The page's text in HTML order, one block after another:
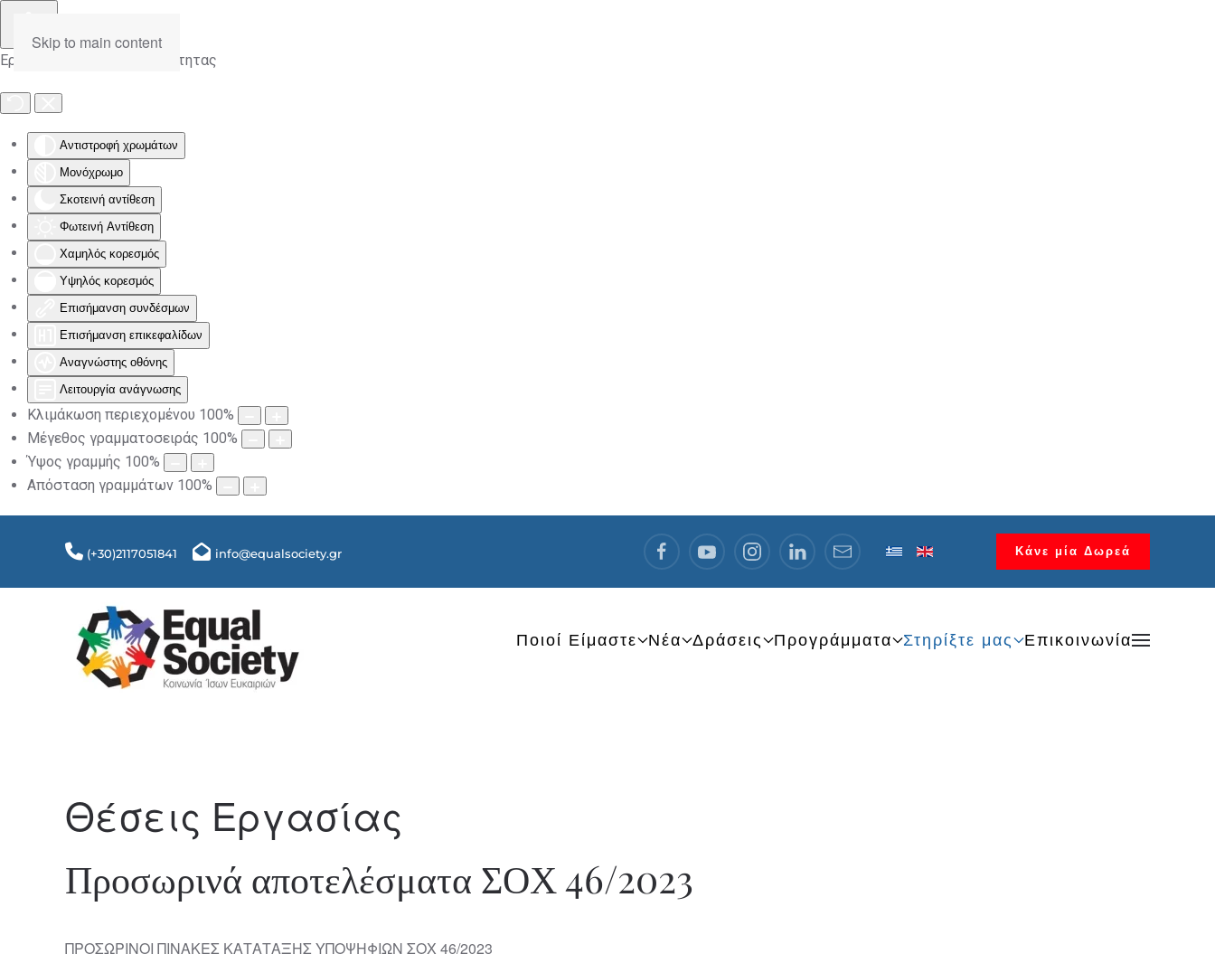
Εργαλειοθήκη Προσβασιμότητας
Αντιστροφή χρωμάτων
Μονόχρωμο
Σκοτεινή αντίθεση
Φωτεινή Αντίθεση
Χαμηλός κορεσμός
Υψηλός κορεσμός
Επισήμανση συνδέσμων
Επισήμανση επικεφαλίδων
Αναγνώστης οθόνης
Λειτουργία ανάγνωσης
Κλιμάκωση περιεχομένου 100%
Μέγεθος γραμματοσειράς 100%
Ύψος γραμμής 100%
Απόσταση γραμμάτων 100%
Skip to main content
(+30)2117051841 info@equalsociety.gr Κάνε μία Δωρεά
Ποιοί Είμαστε Νέα Δράσεις Προγράμματα Στηρίξτε μας Επικοινωνία
Θέσεις Εργασίας
Προσωρινά αποτελέσματα ΣΟΧ 46/2023
ΠΡΟΣΩΡΙΝΟΙ ΠΙΝΑΚΕΣ ΚΑΤΑΤΑΞΗΣ ΥΠΟΨΗΦΙΩΝ ΣΟΧ 46/2023